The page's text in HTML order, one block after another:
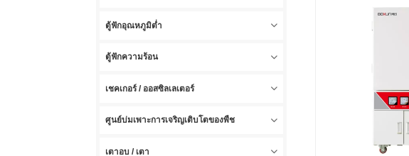
ตู้ฟักอุณหภูมิต่ำ
ตู้ฟักความร้อน
เชคเกอร์ / ออสซิลเลเตอร์
ศูนย์บ่มเพาะการเจริญเติบโตของพืช
เตาอบ / เตา